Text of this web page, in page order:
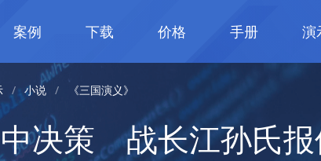
案例 下载 价格 手册 演
/ 小说 / 《三国演义》
决策 战长江孙氏报